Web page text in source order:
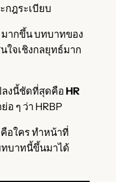
กฎระเบียบ
ากขึ้น บทบาทของ
ใจเชิงกลยุทธ์มาก
งนี้ชัดที่สุดคือ HR
อ ๆ ว่า HRBP
อใคร ทำหน้าที่
ทบาทนี้ขึ้นมาได้